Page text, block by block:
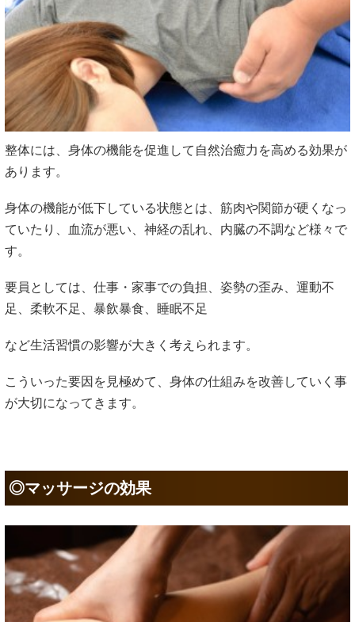
整体には、身体の機能を促進して自然治癒力を高める効果が
あります。
身体の機能が低下している状態とは、筋肉や関節が硬くなっ
ていたり、血流が悪い、神経の乱れ、内臓の不調など様々で
す。
要員としては、仕事・家事での負担、姿勢の歪み、運動不
足、柔軟不足、暴飲暴食、睡眠不足
など生活習慣の影響が大きく考えられます。
こういった要因を見極めて、身体の仕組みを改善していく事
が大切になってきます。
◎マッサージの効果